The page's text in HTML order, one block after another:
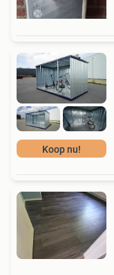
Koop nu!